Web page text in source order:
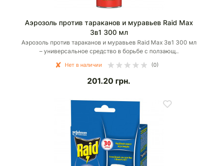
Аэрозоль против тараканов и муравьев Raid Max
3в1 300 мл
Аэрозоль против тараканов и муравьев Raid Max 3в1 300 мл
– универсальное средство в борьбе с ползающ..
Нет в наличии (0)
201.20 грн.